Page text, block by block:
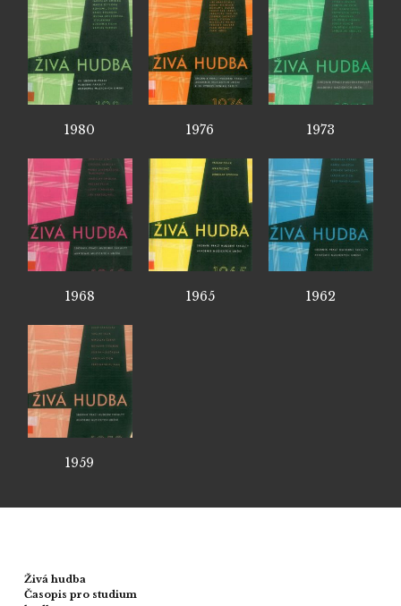
1980 1976 1973
1968 1965 1962
1959
Živá hudba
Časopis pro studium